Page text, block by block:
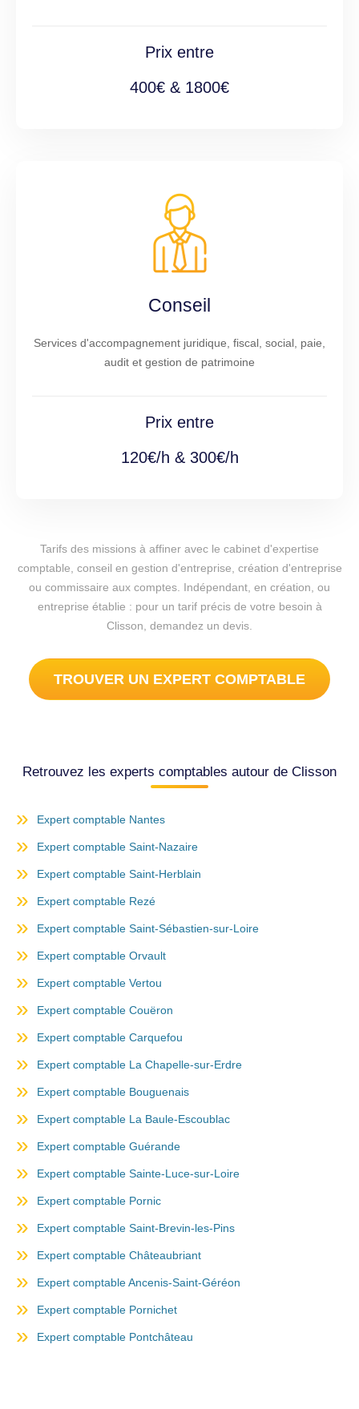
Prix entre
400€ & 1800€
Conseil
Services d'accompagnement juridique, fiscal, social, paie,
audit et gestion de patrimoine
Prix entre
120€/h & 300€/h
Tarifs des missions à affiner avec le cabinet d'expertise
comptable, conseil en gestion d'entreprise, création d'entreprise
ou commissaire aux comptes. Indépendant, en création, ou
entreprise établie : pour un tarif précis de votre besoin à
Clisson, demandez un devis.
TROUVER UN EXPERT COMPTABLE
Retrouvez les experts comptables autour de Clisson
Expert comptable Nantes
Expert comptable Saint-Nazaire
Expert comptable Saint-Herblain
Expert comptable Rezé
Expert comptable Saint-Sébastien-sur-Loire
Expert comptable Orvault
Expert comptable Vertou
Expert comptable Couëron
Expert comptable Carquefou
Expert comptable La Chapelle-sur-Erdre
Expert comptable Bouguenais
Expert comptable La Baule-Escoublac
Expert comptable Guérande
Expert comptable Sainte-Luce-sur-Loire
Expert comptable Pornic
Expert comptable Saint-Brevin-les-Pins
Expert comptable Châteaubriant
Expert comptable Ancenis-Saint-Géréon
Expert comptable Pornichet
Expert comptable Pontchâteau